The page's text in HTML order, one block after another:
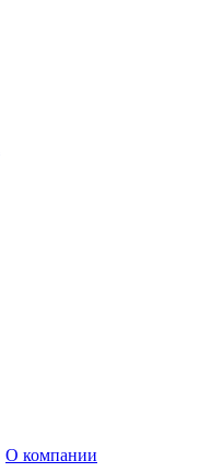
О компании